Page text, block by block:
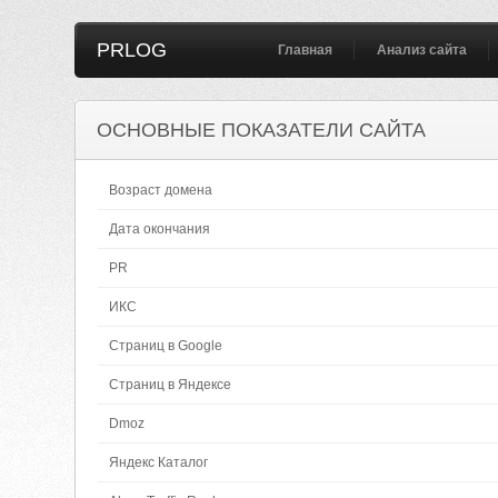
PRLOG Главная Анализ сайта
ОСНОВНЫЕ ПОКАЗАТЕЛИ САЙТА
Возраст домена
Дата окончания
PR
ИКС
Страниц в Google
Страниц в Яндексе
Dmoz
Яндекс Каталог